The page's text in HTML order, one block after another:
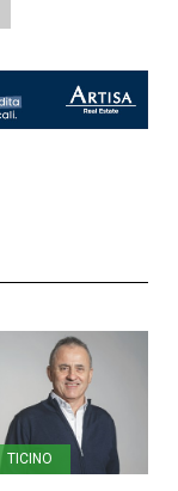
TICINO